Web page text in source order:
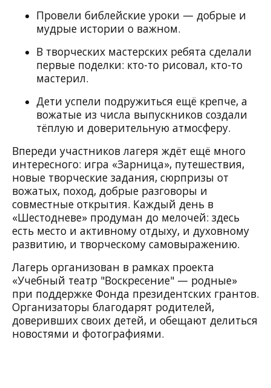
Провели библейские уроки — добрые и
мудрые истории о важном.
В творческих мастерских ребята сделали
первые поделки: кто-то рисовал, кто-то
мастерил.
Дети успели подружиться ещё крепче, а
вожатые из числа выпускников создали
тёплую и доверительную атмосферу.
Впереди участников лагеря ждёт ещё много
интересного: игра «Зарница», путешествия,
новые творческие задания, сюрпризы от
вожатых, поход, добрые разговоры и
совместные открытия. Каждый день в
«Шестодневе» продуман до мелочей: здесь
есть место и активному отдыху, и духовному
развитию, и творческому самовыражению.
Лагерь организован в рамках проекта
«Учебный театр "Воскресение" — родные»
при поддержке Фонда президентских грантов.
Организаторы благодарят родителей,
доверивших своих детей, и обещают делиться
новостями и фотографиями.